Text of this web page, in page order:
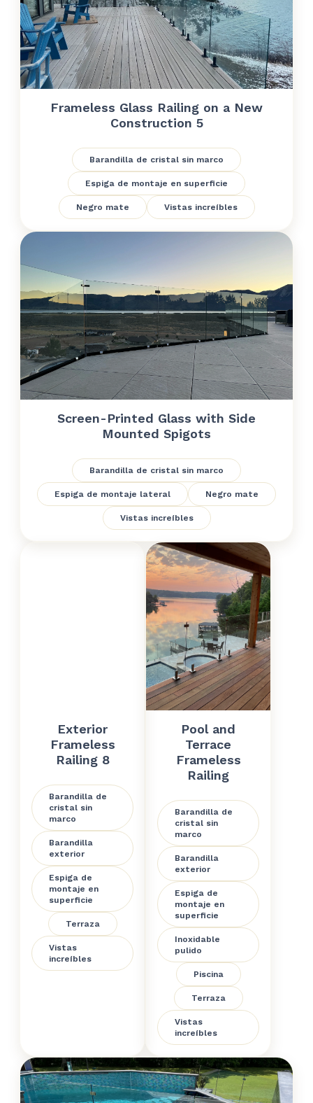
Frameless Glass Railing on a New
Construction 5
Barandilla de cristal sin marco
Espiga de montaje en superficie
Negro mate Vistas increíbles
Screen-Printed Glass with Side
Mounted Spigots
Barandilla de cristal sin marco
Espiga de montaje lateral Negro mate
Vistas increíbles
Exterior
Frameless
Railing 8
Barandilla de
cristal sin
marco
Barandilla
exterior
Espiga de
montaje en
superficie
Terraza
Vistas
increíbles
Pool and
Terrace
Frameless
Railing
Barandilla de
cristal sin
marco
Barandilla
exterior
Espiga de
montaje en
superficie
Inoxidable
pulido
Piscina
Terraza
Vistas
increíbles